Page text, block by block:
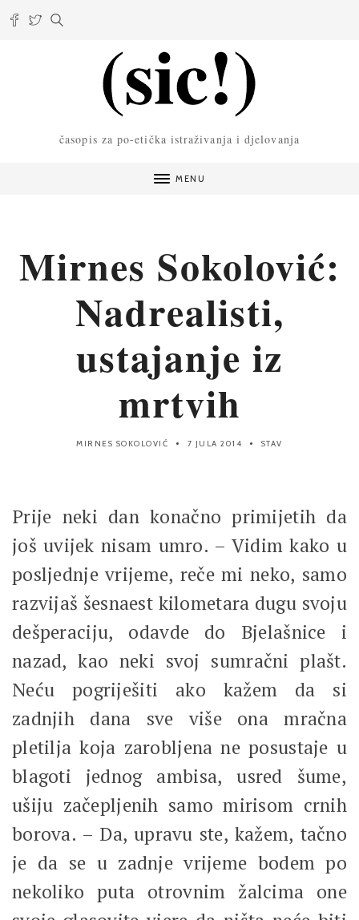
časopis za po-etička istraživanja i djelovanja
MENU
Mirnes Sokolović:
Nadrealisti,
ustajanje iz
mrtvih
MIRNES SOKOLOVIĆ 7 JULA 2014 STAV
Prije neki dan konačno primijetih da
još uvijek nisam umro. – Vidim kako u
posljednje vrijeme, reče mi neko, samo
razvijaš šesnaest kilometara dugu svoju
dešperaciju, odavde do Bjelašnice i
nazad, kao neki svoj sumračni plašt.
Neću pogriješiti ako kažem da si
zadnjih dana sve više ona mračna
pletilja koja zarobljena ne posustaje u
blagoti jednog ambisa, usred šume,
ušiju začepljenih samo mirisom crnih
borova. – Da, upravu ste, kažem, tačno
je da se u zadnje vrijeme bodem po
nekoliko puta otrovnim žalcima one